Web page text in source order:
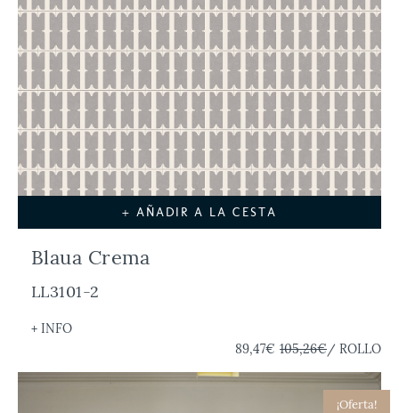
+ AÑADIR A LA CESTA
Blaua Crema
LL3101-2
+ INFO
89,47€ 105,26€/ ROLLO
¡Oferta!